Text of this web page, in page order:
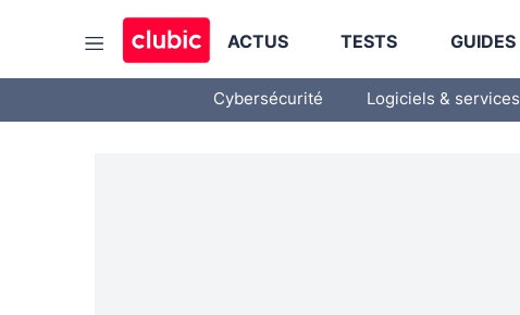
ACTUS TESTS GUIDES
Cybersécurité Logiciels & services